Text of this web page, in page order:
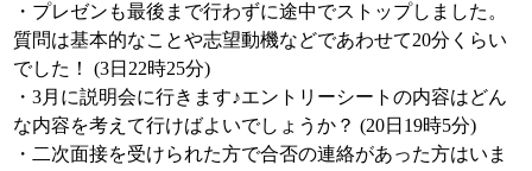
・プレゼンも最後まで行わずに途中でストップしました。
質問は基本的なことや志望動機などであわせて20分くらい
でした！ (3日22時25分)
・3月に説明会に行きます♪エントリーシートの内容はどん
な内容を考えて行けばよいでしょうか？ (20日19時5分)
・二次面接を受けられた方で合否の連絡があった方はいま